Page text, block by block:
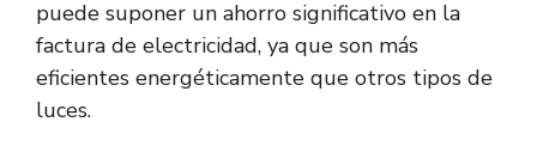
puede suponer un ahorro significativo en la
factura de electricidad, ya que son más
eficientes energéticamente que otros tipos de
luces.